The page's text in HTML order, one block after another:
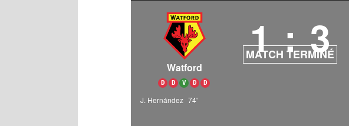
Watford
D D V D D
1 : 3
MATCH TERMINÉ
J. Hernández 74'